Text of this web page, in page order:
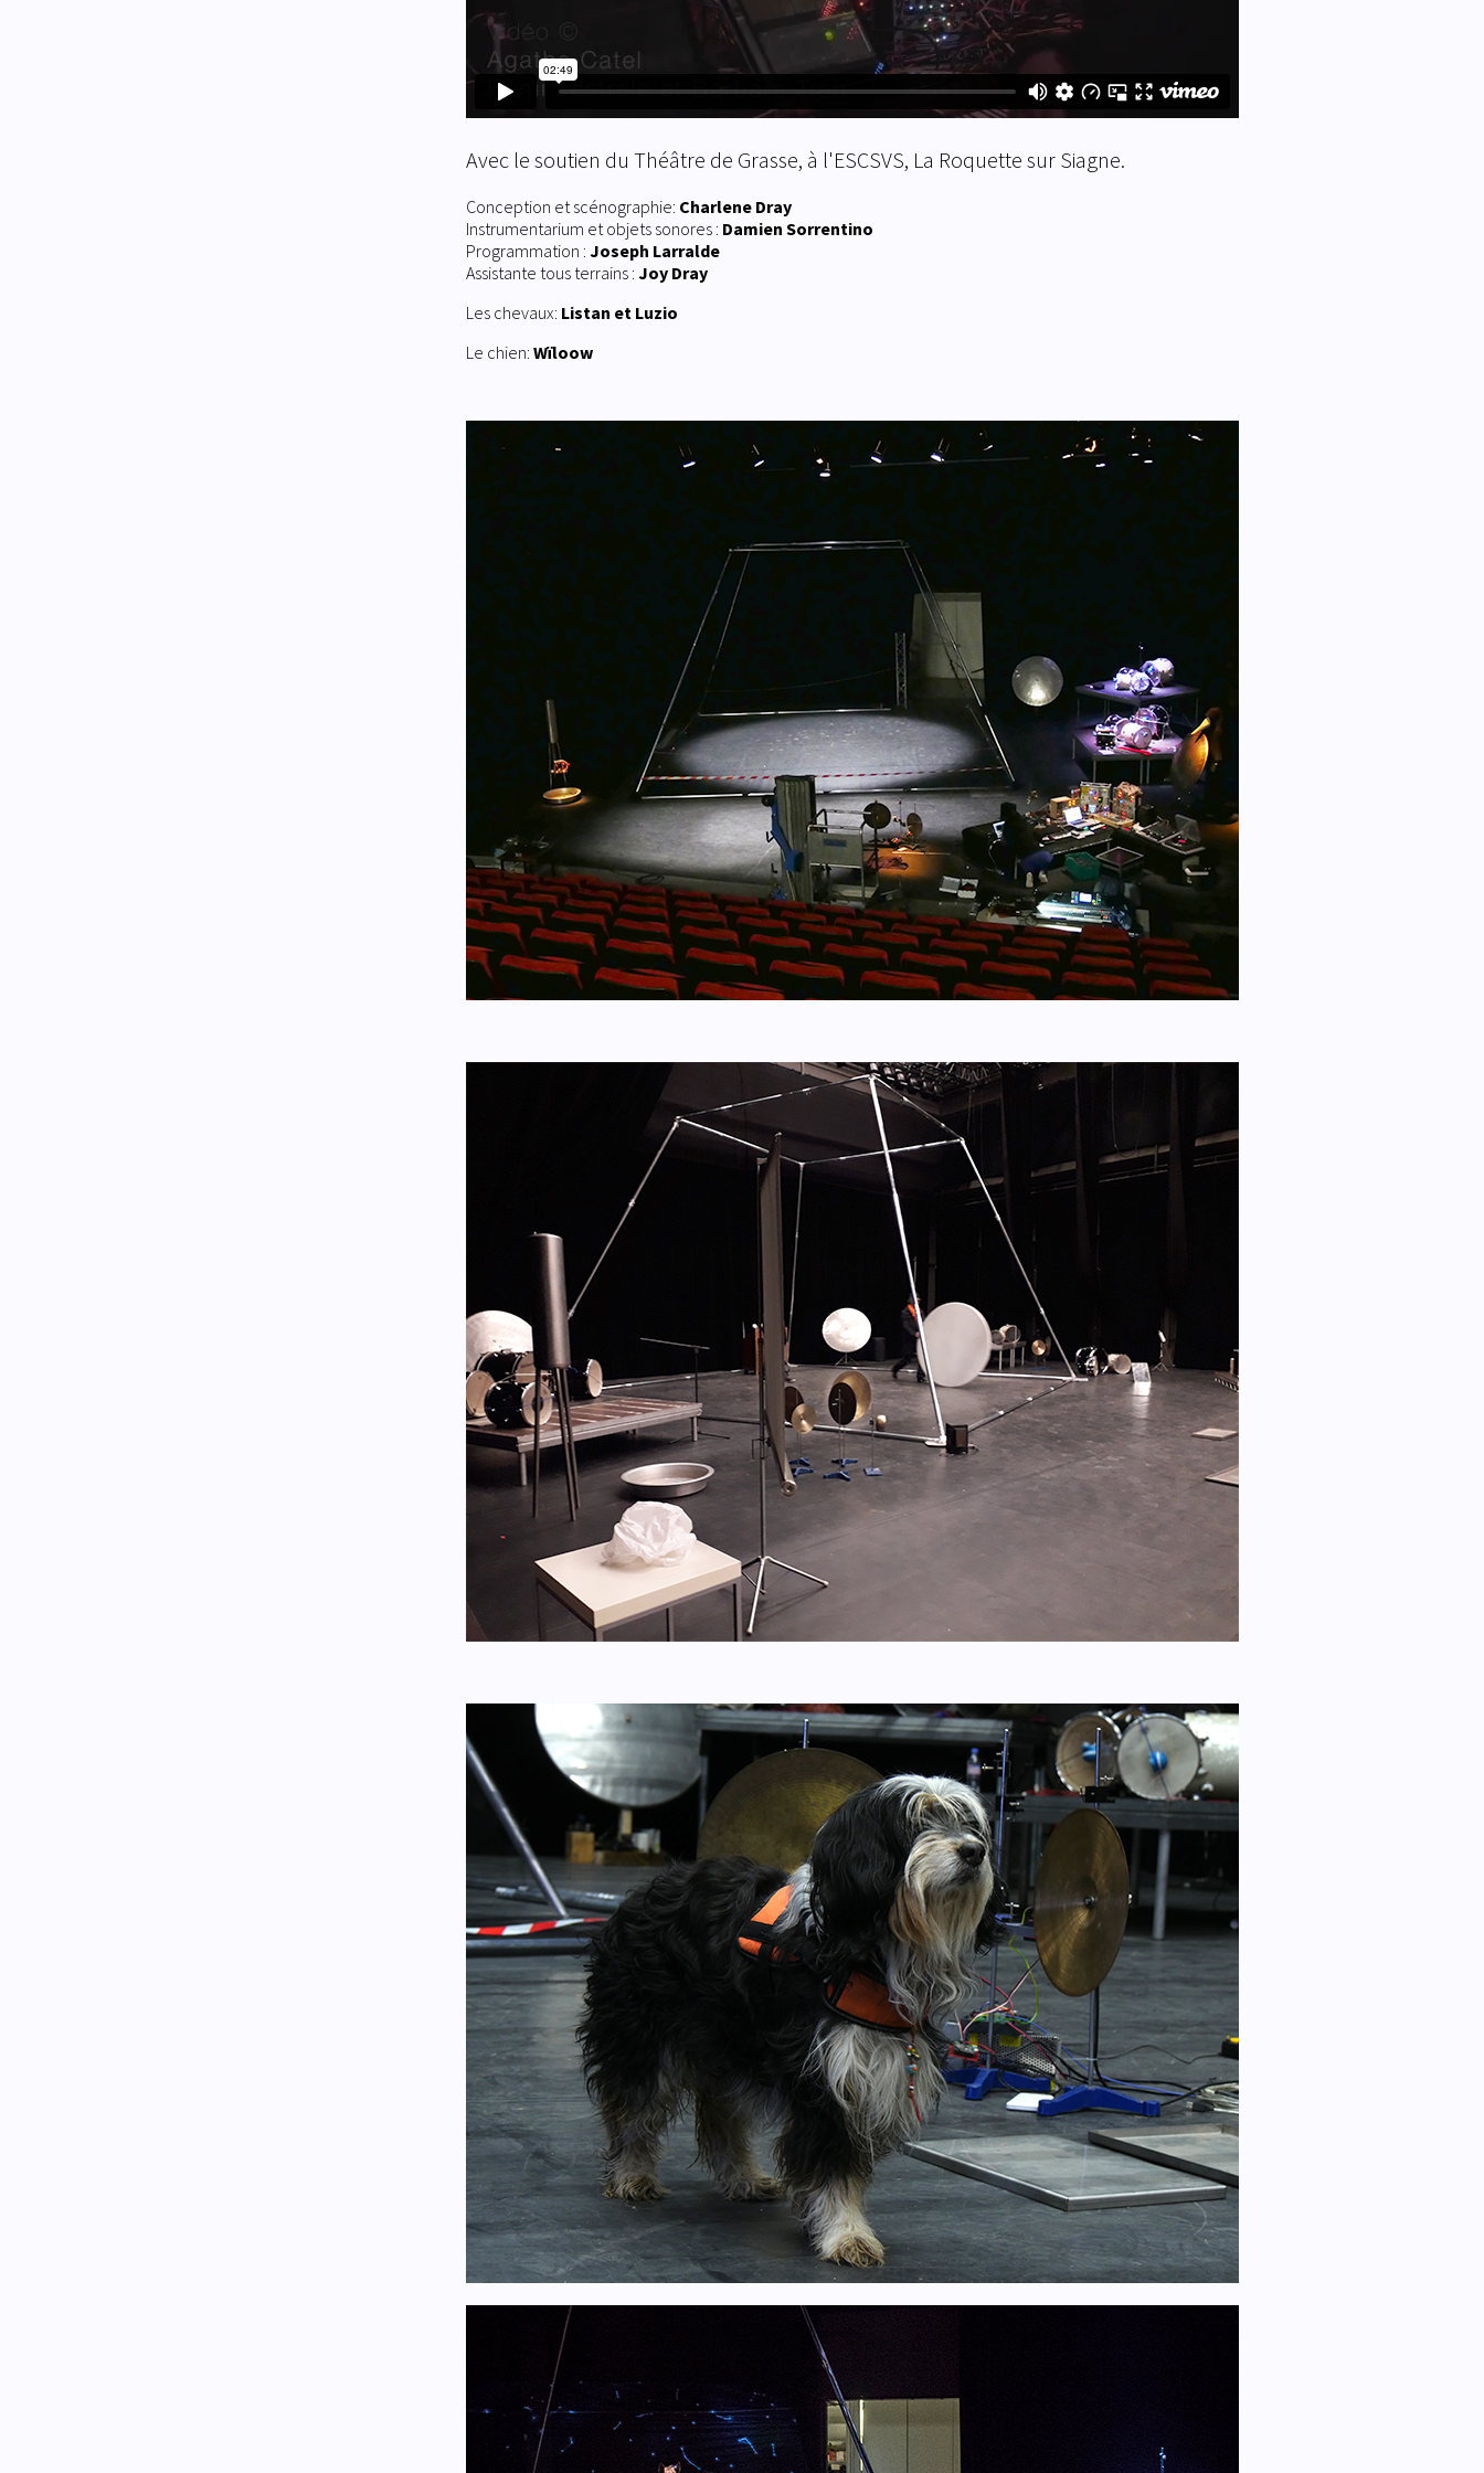
Avec le soutien du Théâtre de Grasse, à l'ESCSVS, La Roquette sur Siagne.
Conception et scénographie: Charlene Dray
Instrumentarium et objets sonores : Damien Sorrentino
Programmation :Joseph Larralde
Assistante tous terrains :Joy Dray
Les chevaux: Listan et Luzio
Le chien:Wïloow